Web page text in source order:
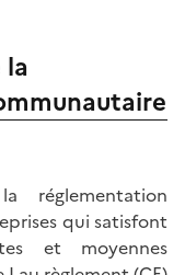
la
réglementation
qui satisfont
et moyennes